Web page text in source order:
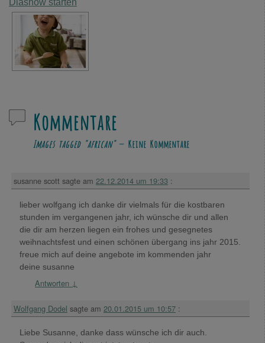
Diashow starten
Kommentare
Images tagged "african"— Keine Kommentare
susanne scott sagte am 22.12.2014 um 19:33 :
lieber wolfgang ich danke dir vielmals für die kostbaren
stunden im vergangenen jahr, ich wünsche dir und allen
die dir am herzen liegen ein frohes und gesegnetes
weihnachtsfest und einen schönen übergang ins jahr 2015.
freue mich auf deine angebote im kommenden jahr
deine susanne
Antworten ↓
Wolfgang Dodel sagte am 20.01.2015 um 10:57 :
Liebe Susanne, danke dass wünsche ich dir auch.